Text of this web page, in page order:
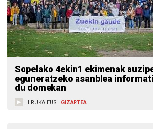
Sopelako 4ekin1 ekimenak
eguneratzeko asanblea
du domekan
HIRUKA.EUS GIZARTEA